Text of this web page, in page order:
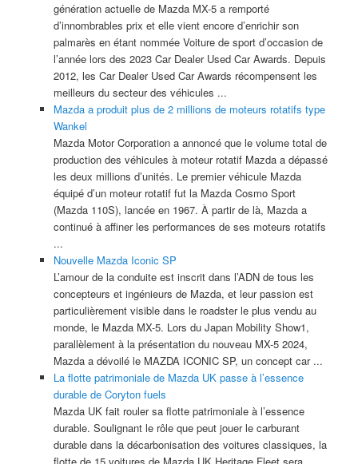
génération actuelle de Mazda MX-5 a remporté
d’innombrables prix et elle vient encore d’enrichir son
palmarès en étant nommée Voiture de sport d’occasion de
l’année lors des 2023 Car Dealer Used Car Awards. Depuis
2012, les Car Dealer Used Car Awards récompensent les
meilleurs du secteur des véhicules ...
Mazda a produit plus de 2 millions de moteurs rotatifs type
Wankel
Mazda Motor Corporation a annoncé que le volume total de
production des véhicules à moteur rotatif Mazda a dépassé
les deux millions d’unités. Le premier véhicule Mazda
équipé d’un moteur rotatif fut la Mazda Cosmo Sport
(Mazda 110S), lancée en 1967. À partir de là, Mazda a
continué à affiner les performances de ses moteurs rotatifs
...
Nouvelle Mazda Iconic SP
L’amour de la conduite est inscrit dans l’ADN de tous les
concepteurs et ingénieurs de Mazda, et leur passion est
particulièrement visible dans le roadster le plus vendu au
monde, le Mazda MX-5. Lors du Japan Mobility Show1,
parallèlement à la présentation du nouveau MX-5 2024,
Mazda a dévoilé le MAZDA ICONIC SP, un concept car ...
La flotte patrimoniale de Mazda UK passe à l’essence
durable de Coryton fuels
Mazda UK fait rouler sa flotte patrimoniale à l’essence
durable. Soulignant le rôle que peut jouer le carburant
durable dans la décarbonisation des voitures classiques, la
flotte de 15 voitures de Mazda UK Heritage Fleet sera